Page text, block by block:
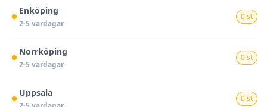
Enköping
2-5 vardagar
0 st
Norrköping
2-5 vardagar
0 st
Uppsala
0 st